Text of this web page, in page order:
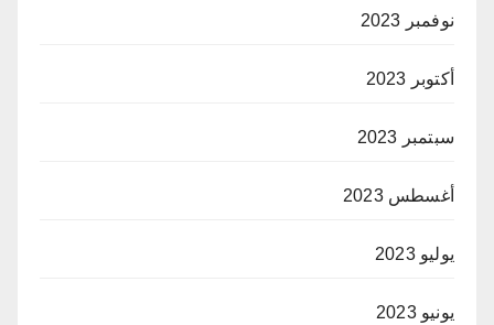
نوفمبر 2023
أكتوبر 2023
سبتمبر 2023
أغسطس 2023
يوليو 2023
يونيو 2023